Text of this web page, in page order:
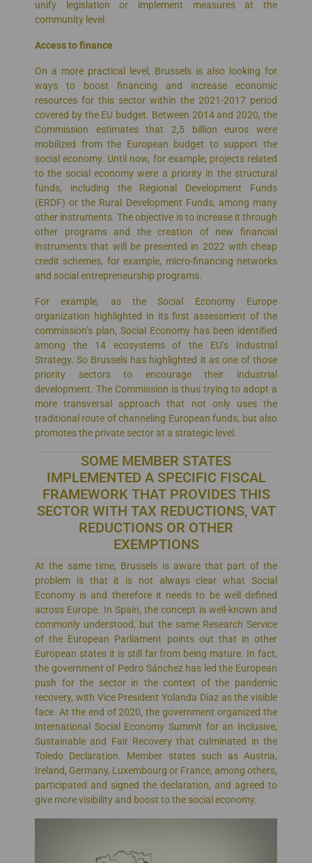
unify legislation or implement measures at the
community level.
Access to finance
On a more practical level, Brussels is also looking for
ways to boost financing and increase economic
resources for this sector within the 2021-2017 period
covered by the EU budget. Between 2014 and 2020, the
Commission estimates that 2,5 billion euros were
mobilized from the European budget to support the
social economy. Until now, for example, projects related
to the social economy were a priority in the structural
funds, including the Regional Development Funds
(ERDF) or the Rural Development Funds, among many
other instruments. The objective is to increase it through
other programs and the creation of new financial
instruments that will be presented in 2022 with cheap
credit schemes, for example, micro-financing networks
and social entrepreneurship programs.
For example, as the Social Economy Europe
organization highlighted in its first assessment of the
commission’s plan, Social Economy has been identified
among the 14 ecosystems of the EU’s Industrial
Strategy. So Brussels has highlighted it as one of those
priority sectors to encourage their industrial
development. The Commission is thus trying to adopt a
more transversal approach that not only uses the
traditional route of channeling European funds, but also
promotes the private sector at a strategic level.
SOME MEMBER STATES
IMPLEMENTED A SPECIFIC FISCAL
FRAMEWORK THAT PROVIDES THIS
SECTOR WITH TAX REDUCTIONS, VAT
REDUCTIONS OR OTHER
EXEMPTIONS
At the same time, Brussels is aware that part of the
problem is that it is not always clear what Social
Economy is and therefore it needs to be well defined
across Europe. In Spain, the concept is well-known and
commonly understood, but the same Research Service
of the European Parliament points out that in other
European states it is still far from being mature. In fact,
the government of Pedro Sánchez has led the European
push for the sector in the context of the pandemic
recovery, with Vice President Yolanda Díaz as the visible
face. At the end of 2020, the government organized the
International Social Economy Summit for an Inclusive,
Sustainable and Fair Recovery that culminated in the
Toledo Declaration. Member states such as Austria,
Ireland, Germany, Luxembourg or France, among others,
participated and signed the declaration, and agreed to
give more visibility and boost to the social economy.